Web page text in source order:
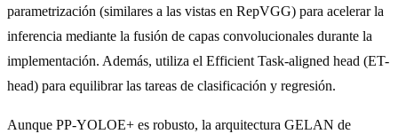
parametrización (similares a las vistas en RepVGG) para acelerar la
inferencia mediante la fusión de capas convolucionales durante la
implementación. Además, utiliza el Efficient Task-aligned head (ET-
head) para equilibrar las tareas de clasificación y regresión.
Aunque PP-YOLOE+ es robusto, la arquitectura GELAN de